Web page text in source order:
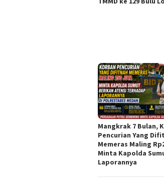
Mangkrak 7 Bulan,
Pencurian Yang
Memeras Maling
Minta Kapolda
Laporannya